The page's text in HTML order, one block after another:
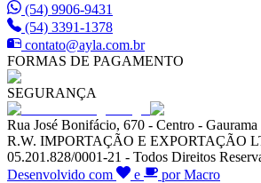
(54) 9906-9431
(54) 3391-1378
contato@ayla.com.br
FORMAS DE PAGAMENTO
SEGURANÇA
Rua José Bonifácio, 670 - Centro -
R.W. IMPORTAÇÃO E EXPORTAÇÃO
05.201.828/0001-21 - Todos Direitos
Desenvolvido com
e por Macro